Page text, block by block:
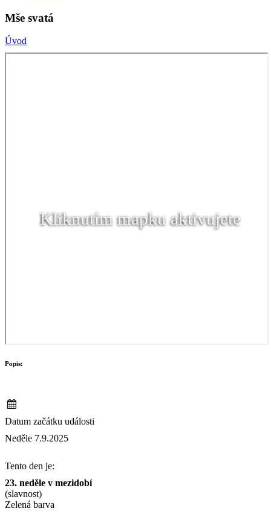
Mše svatá
Úvod
Kliknutím mapku aktivujete
Popis:
Datum začátku události
Neděle 7.9.2025
Tento den je:
23. neděle v mezidobí
(slavnost)
Zelená barva